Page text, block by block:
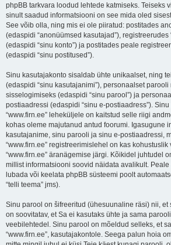
phpBB tarkvara loodud lehtede katmiseks. Teiseks
sinult saadud informatsiooni on see mida oled
See võib olla, ning mis ei ole piiratud: postitades
(edaspidi “anonüümsed kasutajad”), registreerudes
(edaspidi “sinu konto”) ja postitades peale
(edaspidi “sinu postitused”).
Sinu kasutajakonto sisaldab ühte unikaalset, ning
(edaspidi “sinu kasutajanimi”), personaalset
sisselogimiseks (edaspidi “sinu parool”) ja
postiaadressi (edaspidi “sinu e-postiaadress”).
“www.firn.ee” leheküljele on kaitstud selle riigi
kohas oleme majutanud antud foorumi. Igasugune
kasutajanime, sinu parooli ja sinu e-postiaadressi,
“www.firn.ee” registreerimislehel on kas
“www.firn.ee” äranägemise järgi. Kõikidel juhtudel
millist informatsiooni soovid näidata avalikult.
lubada või keelata phpBB süsteemi poolt
“telli teema” jms).
Sinu parool on šifreeritud (ühesuunaline räsi) nii, et
on soovitatav, et Sa ei kasutaks ühte ja sama
veebilehtedel. Sinu parool on mõeldud selleks, et
“www.firn.ee”, kasutajakontole. Seega palun hoia